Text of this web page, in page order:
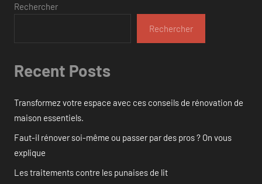
Rechercher
Rechercher
Recent Posts
Transformez votre espace avec ces conseils de rénovation de
maison essentiels.
Faut-il rénover soi-même ou passer par des pros ? On vous
explique
Les traitements contre les punaises de lit